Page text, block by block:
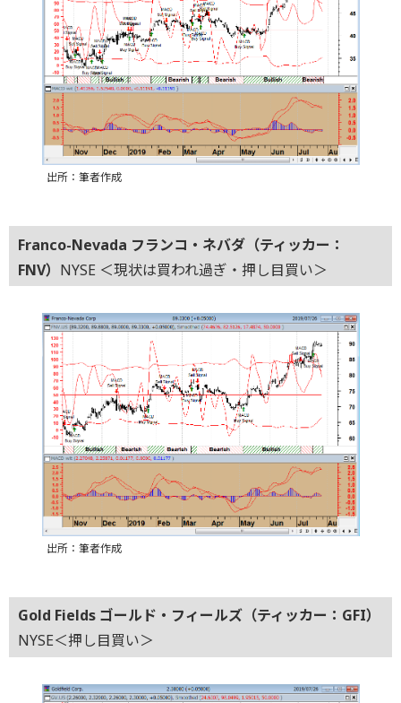
出所：筆者作成
Franco-Nevada フランコ・ネバダ（ティッカー：
FNV） NYSE ＜現状は買われ過ぎ・押し目買い＞
出所：筆者作成
Gold Fields ゴールド・フィールズ（ティッカー：GFI）
NYSE＜押し目買い＞